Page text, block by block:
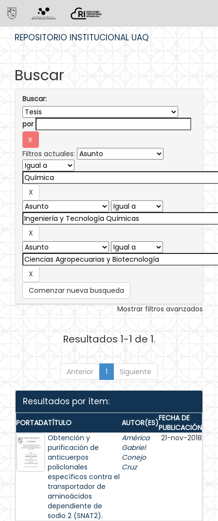
REPOSITORIO INSTITUCIONAL UAQ
Buscar
Buscar:
por
Filtros actuales:
Comenzar nueva busqueda
Mostrar filtros avanzados
Resultados 1-1 de 1.
Anterior 1 Siguiente
Resultados por ítem:
PORTADATÍTULO AUTOR(ES)FECHA DE
PUBLICACIÓN
Obtención y
purificación de
anticuerpos
policlonales
específicos contra el
transportador de
aminoácidos
dependiente de
sodio 2 (SNAT2).
América
Gabriel
Conejo
Cruz
21-nov-2018